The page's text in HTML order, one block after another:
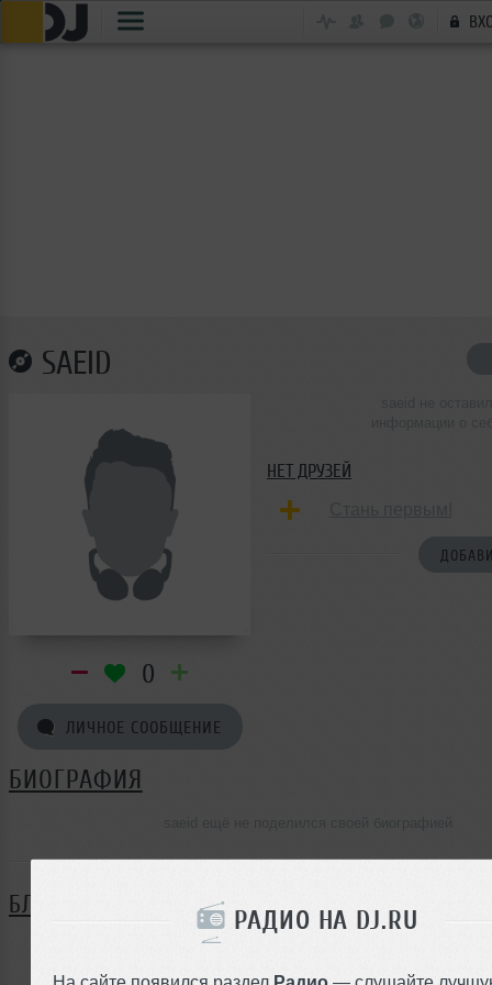
РАДИО НА DJ.RU
На сайте появился раздел Радио — слушайте
SAEID
0
ЛИЧНОЕ СООБЩЕНИЕ
НЕТ ДРУЗЕЙ
БИОГРАФИЯ
БЛОГ